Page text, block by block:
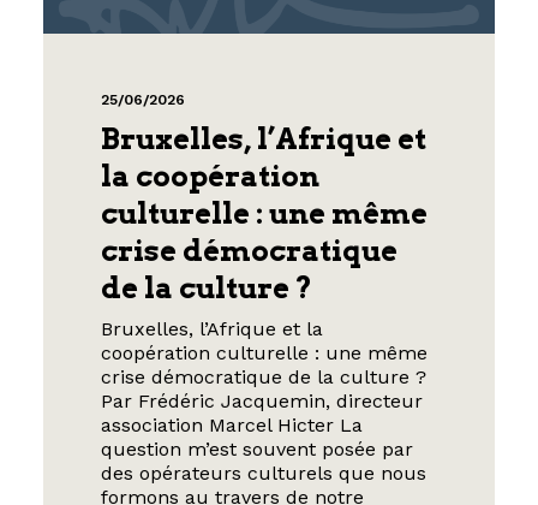
25/06/2026
Bruxelles, l’Afrique et
la coopération
culturelle : une même
crise démocratique
de la culture ?
Bruxelles, l’Afrique et la
coopération culturelle : une même
crise démocratique de la culture ?
Par Frédéric Jacquemin, directeur
association Marcel Hicter La
question m’est souvent posée par
des opérateurs culturels que nous
formons au travers de notre